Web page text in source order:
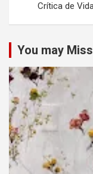
Crítica de
You may